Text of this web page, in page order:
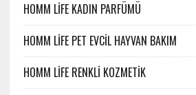
HOMM LİFE KADIN PARFÜMÜ
HOMM LİFE PET EVCİL HAYVAN BAKIM
HOMM LİFE RENKLİ KOZMETİK